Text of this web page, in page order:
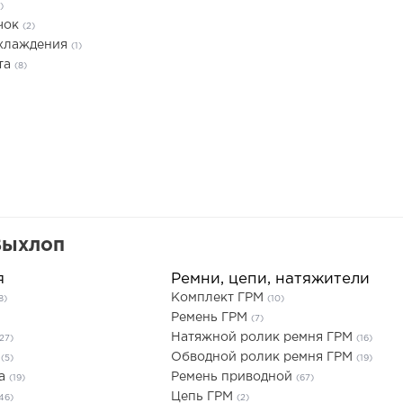
(2)
(1)
(8)
(5)
(19)
Ремни, цепи, натяжители
Комплект ГРМ (10)
Ремень ГРМ (7)
Натяжной ролик ремня ГРМ (16)
Обводной ролик ремня ГРМ (19)
Ремень приводной (67)
Цепь ГРМ (2)